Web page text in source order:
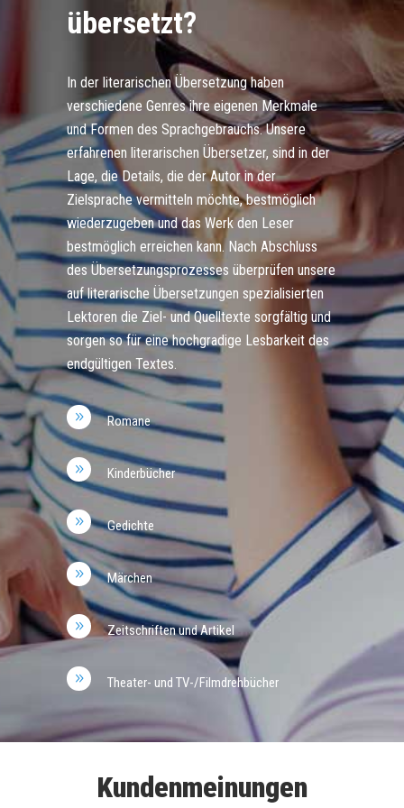
übersetzt?
In der literarischen Übersetzung haben
verschiedene Genres ihre eigenen Merkmale
und Formen des Sprachgebrauchs. Unsere
erfahrenen literarischen Übersetzer, sind in der
Lage, die Details, die der Autor in der
Zielsprache vermitteln möchte, bestmöglich
wiederzugeben und das Werk den Leser
bestmöglich erreichen kann. Nach Abschluss
des Übersetzungsprozesses überprüfen unsere
auf literarische Übersetzungen spezialisierten
Lektoren die Ziel- und Quelltexte sorgfältig und
sorgen so für eine hochgradige Lesbarkeit des
endgültigen Textes.
Romane
Kinderbücher
Gedichte
Märchen
Zeitschriften und Artikel
Theater- und TV-/Filmdrehbücher
Kundenmeinungen